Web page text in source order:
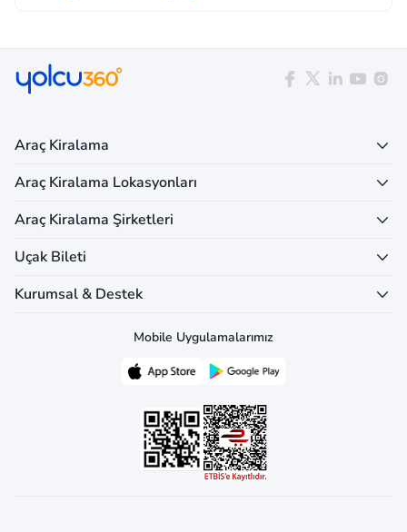
Araç Kiralama
Araç Kiralama Lokasyonları
Araç Kiralama Şirketleri
Uçak Bileti
Kurumsal & Destek
Mobile Uygulamalarımız